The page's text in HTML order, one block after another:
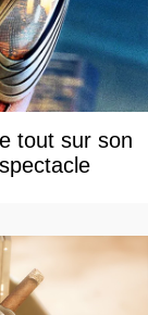
tout sur son